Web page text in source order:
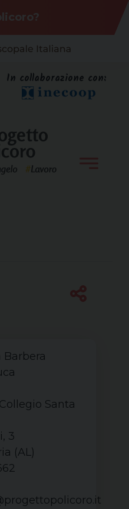
In collaborazione con:
Barbera
Santa
3
(AL)